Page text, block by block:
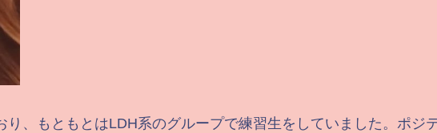
り、もともとはLDH系のグループで練習生をしていました。ポジ